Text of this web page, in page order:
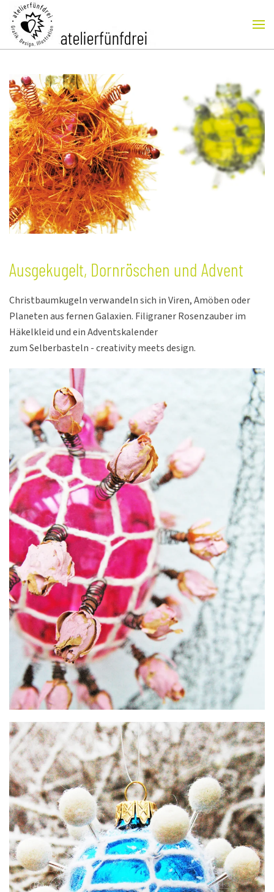
Skip to main content
Ausgekugelt, Dornröschen und Advent
Christbaumkugeln verwandeln sich in Viren, Amöben oder
Planeten aus fernen Galaxien. Filigraner Rosenzauber im
Häkelkleid und ein Adventskalender
zum Selberbasteln - creativity meets design.